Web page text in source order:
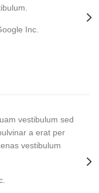
Inc.
sed
erat per